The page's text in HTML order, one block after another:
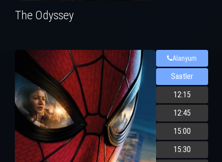
The Odyssey
Alanyum
Saatler
12:15
12:45
15:00
15:30